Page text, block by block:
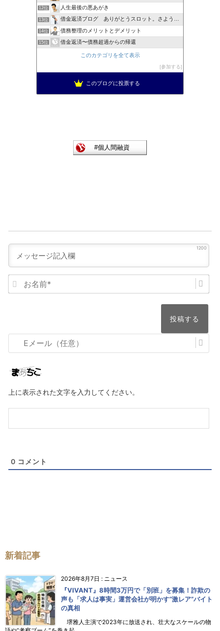
12位 人生最後の悪あがき
13位 借金返済ブログ ありがとうスロット。さようならスロット
14位 債務整理のメリットとデメリット
15位 借金返済〜債務超過からの帰還
このカテゴリを全て表示
参加する
このブログに投票する
1200
メ
ー
ル
意）
上に表示された文字を入力してください。
0 コメント
新着記事
2026年8月7日 : ニュース
『VIVANT』8時間3万円で「別班」を募集！詐欺の
声も「求人は事実」運営会社が明かす“激レア”バイト
の真相
堺雅人主演で2023年に放送され、壮大なスケールの物